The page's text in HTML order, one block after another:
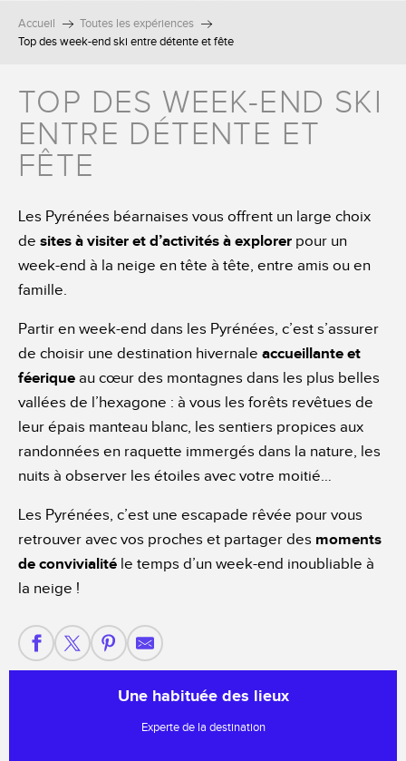
Accueil
Toutes les expériences
Top des week-end ski entre détente et fête
TOP DES WEEK-END SKI
ENTRE DÉTENTE ET
FÊTE
Les Pyrénées béarnaises vous offrent un large choix
de sites à visiter et d’activités à explorer pour un
week-end à la neige en tête à tête, entre amis ou en
famille.
Partir en week-end dans les Pyrénées, c’est s’assurer
de choisir une destination hivernale accueillante et
féerique au cœur des montagnes dans les plus belles
vallées de l’hexagone : à vous les forêts revêtues de
leur épais manteau blanc, les sentiers propices aux
randonnées en raquette immergés dans la nature, les
nuits à observer les étoiles avec votre moitié…
Les Pyrénées, c’est une escapade rêvée pour vous
retrouver avec vos proches et partager des moments
de convivialité le temps d’un week-end inoubliable à
la neige !
Une habituée des lieux
Experte de la destination